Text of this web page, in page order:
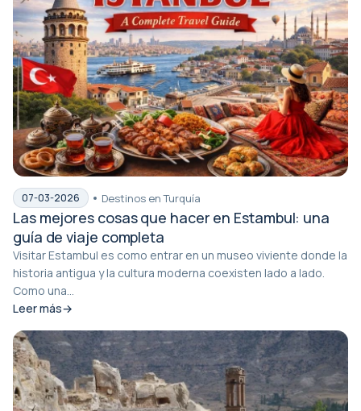
07-03-2026 Destinos en Turquía
Las mejores cosas que hacer en Estambul: una
guía de viaje completa
Visitar Estambul es como entrar en un museo viviente donde la
historia antigua y la cultura moderna coexisten lado a lado.
Como una...
Leer más